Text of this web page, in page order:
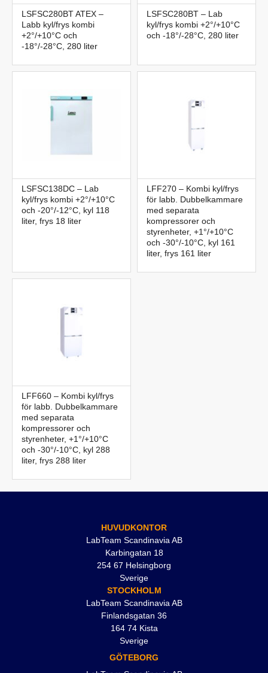
LSFSC280BT ATEX –
Labb kyl/frys kombi
+2°/+10°C och
-18°/-28°C, 280 liter
LSFSC280BT – Lab
kyl/frys kombi +2°/+10°C
och -18°/-28°C, 280 liter
LSFSC138DC – Lab
kyl/frys kombi +2°/+10°C
och -20°/-12°C, kyl 118
liter, frys 18 liter
LFF270 – Kombi kyl/frys
för labb. Dubbelkammare
med separata
kompressorer och
styrenheter, +1°/+10°C
och -30°/-10°C, kyl 161
liter, frys 161 liter
LFF660 – Kombi kyl/frys
för labb. Dubbelkammare
med separata
kompressorer och
styrenheter, +1°/+10°C
och -30°/-10°C, kyl 288
liter, frys 288 liter
HUVUDKONTOR
LabTeam Scandinavia AB
Karbingatan 18
254 67 Helsingborg
Sverige
STOCKHOLM
LabTeam Scandinavia AB
Finlandsgatan 36
164 74 Kista
Sverige
GÖTEBORG